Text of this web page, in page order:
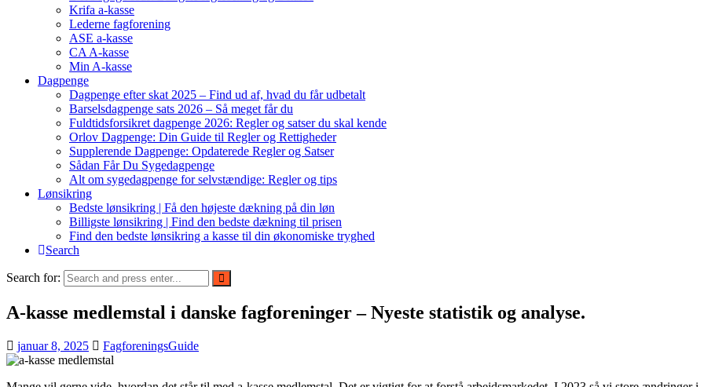
Krifa a-kasse
Lederne fagforening
ASE a-kasse
CA A-kasse
Min A-kasse
Dagpenge
Dagpenge efter skat 2025 – Find ud af, hvad du får udbetalt
Barselsdagpenge sats 2026 – Så meget får du
Fuldtidsforsikret dagpenge 2026: Regler og satser du skal kende
Orlov Dagpenge: Din Guide til Regler og Rettigheder
Supplerende Dagpenge: Opdaterede Regler og Satser
Sådan Får Du Sygedagpenge
Alt om sygedagpenge for selvstændige: Regler og tips
Lønsikring
Bedste lønsikring | Få den højeste dækning på din løn
Billigste lønsikring | Find den bedste dækning til prisen
Find den bedste lønsikring a kasse til din økonomiske tryghed
Search
Search for:
A-kasse medlemstal i danske fagforeninger – Nyeste statistik og analyse.
januar 8, 2025 FagforeningsGuide